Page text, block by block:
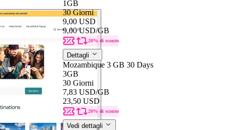
1GB
30 Giorni
9,00 USD
9,00 USD/GB
20% di sconto
Dettagli
Mozambique 3 GB 30 Days
3GB
30 Giorni
7,83 USD/GB
23,50 USD
20% di sconto
Vedi dettagli